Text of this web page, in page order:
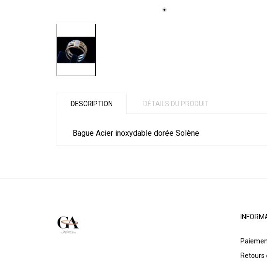
DESCRIPTION DÉTAILS DU PRODUIT
Bague Acier inoxydable dorée Solène
Retours